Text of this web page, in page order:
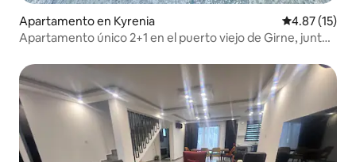
Apartamento en Kyrenia Calificación
4.87 (15)
Apartamento único 2+1 en el puerto viejo de Girne, junto